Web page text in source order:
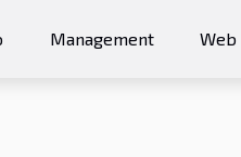
Management Web